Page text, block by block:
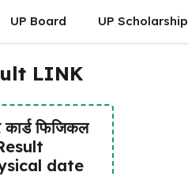
UP Board UP Scholarship
LINK
फिजिकल
date